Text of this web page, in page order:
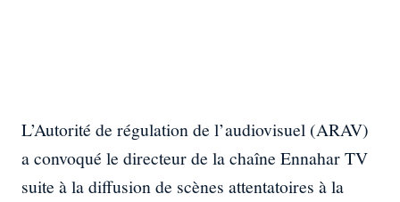
L’Autorité de régulation de l’audiovisuel (ARAV)
a convoqué le directeur de la chaîne Ennahar TV
suite à la diffusion de scènes attentatoires à la